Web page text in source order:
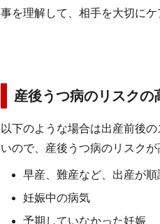
事を理解して、相手を大切にケ
産後うつ病のリスクの
以下のような場合は出産前後
いので、産後うつ病のリスクが
早産、難産など、出産が
妊娠中の病気
予期していなかった妊娠